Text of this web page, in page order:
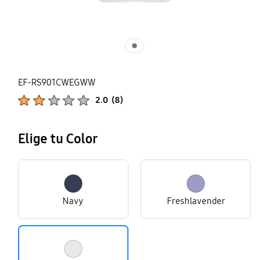
EF-RS901CWEGWW
2.0 (8)
Elige tu Color
Navy Freshlavender